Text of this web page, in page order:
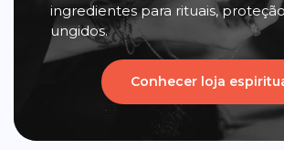
ingredientes para rituais,
ungidos.
Conhecer loja